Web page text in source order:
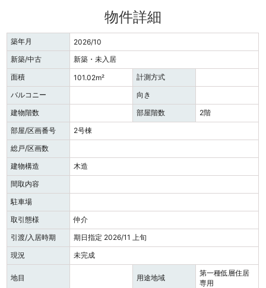
物件詳細
築年月
2026/10
新築/中古
新築・未入居
面積
101.02m²
計測方式
バルコニー
向き
建物階数
部屋階数
2階
部屋/区画番号
2号棟
総戸/区画数
建物構造
木造
間取内容
駐車場
取引態様
仲介
引渡/入居時期
期日指定 2026/11 上旬
現況
未完成
地目 用途地域
第一種低層住居
専用